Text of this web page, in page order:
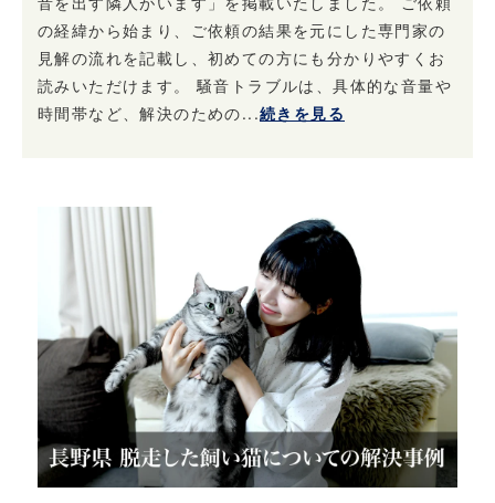
の経緯から始まり、ご依頼の結果を元にした専門家の
見解の流れを記載し、初めての方にも分かりやすくお
読みいただけます。 騒音トラブルは、具体的な音量や
時間帯など、解決のための...続きを見る